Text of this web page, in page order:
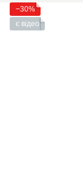
−30%
є відео